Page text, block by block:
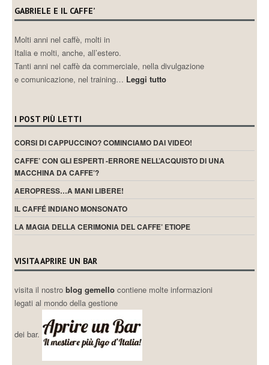
GABRIELE E IL CAFFE’
Molti anni nel caffè, molti in
Italia e molti, anche, all’estero.
Tanti anni nel caffè da commerciale, nella divulgazione
e comunicazione, nel training… Leggi tutto
I POST PIÙ LETTI
CORSI DI CAPPUCCINO? COMINCIAMO DAI VIDEO!
CAFFE’ CON GLI ESPERTI -ERRORE NELL’ACQUISTO DI UNA
MACCHINA DA CAFFE’?
AEROPRESS…A MANI LIBERE!
IL CAFFÉ INDIANO MONSONATO
LA MAGIA DELLA CERIMONIA DEL CAFFE’ ETIOPE
VISITA APRIRE UN BAR
visita il nostroblog gemellocontiene molte informazioni
legati al mondo della gestione
dei bar.